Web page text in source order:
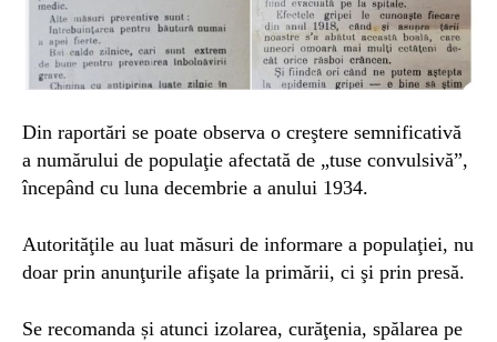
Din raportări se poate observa o creştere semnificativă
a numărului de populaţie afectată de „tuse convulsivă”,
începând cu luna decembrie a anului 1934.
Autorităţile au luat măsuri de informare a populaţiei, nu
doar prin anunţurile afişate la primării, ci şi prin presă.
Se recomanda și atunci izolarea, curăţenia, spălarea pe